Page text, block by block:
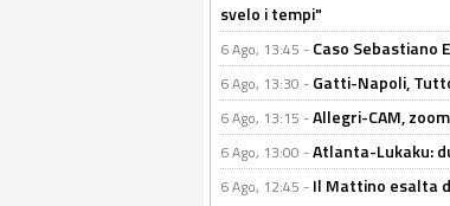
svelo i tempi"
6 Ago, 13:45 - Caso Sebastiano
6 Ago, 13:30 - Gatti-Napoli,
6 Ago, 13:15 -Allegri-CAM,
6 Ago, 13:00 -Atlanta-Lukaku:
6 Ago, 12:45 - Il Mattino esalta